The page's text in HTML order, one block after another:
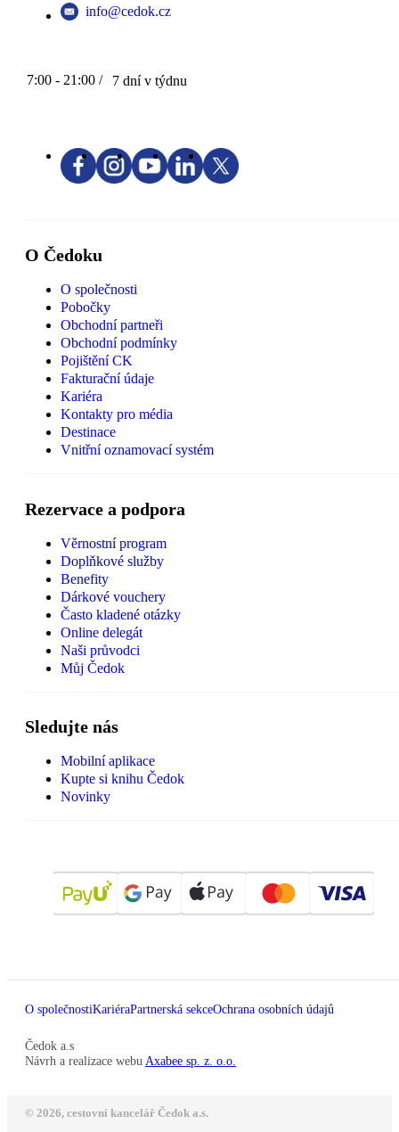
info@cedok.cz
7:00 - 21:00 / 7 dní v týdnu
O Čedoku
O společnosti
Pobočky
Obchodní partneři
Obchodní podmínky
Pojištění CK
Fakturační údaje
Kariéra
Kontakty pro média
Destinace
Vnitřní oznamovací systém
Rezervace a podpora
Věrnostní program
Doplňkové služby
Benefity
Dárkové vouchery
Často kladené otázky
Online delegát
Naši průvodci
Můj Čedok
Sledujte nás
Mobilní aplikace
Kupte si knihu Čedok
Novinky
O společnostiKariéraPartnerská sekceOchrana osobních údajů
Čedok a.s
Návrh a realizace webu Axabee sp. z. o.o.
© 2026, cestovní kancelář Čedok a.s.